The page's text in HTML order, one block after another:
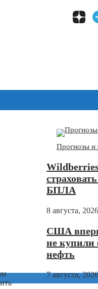
Прогнозы и
БПЛА
8 августа, 2026
США
не купили
нефть
7 августа, 2026